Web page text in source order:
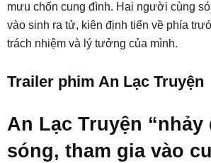
mưu chốn cung đình. Hai người cùng
vào sinh ra tử, kiên định tiến về phía
trách nhiệm và lý tưởng của mình.
Trailer phim An Lạc Truyện
An Lạc Truyện “nhảy
sóng, tham gia vào